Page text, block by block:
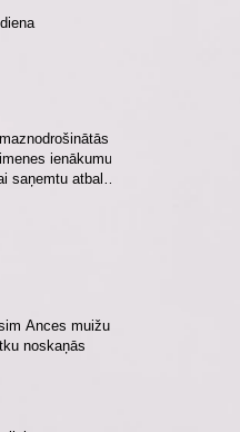
ienākumu
saņemtu atbalsta
Ances muižu
noskaņās